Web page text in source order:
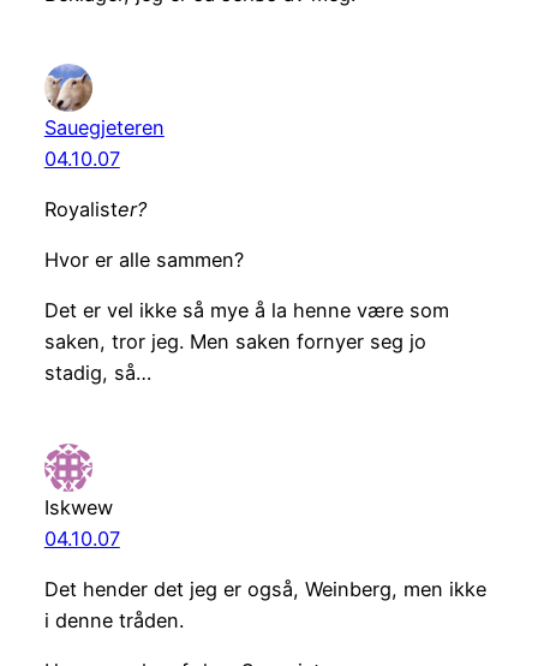
Sauegjeteren
04.10.07
Royalister?
Hvor er alle sammen?
Det er vel ikke så mye å la henne være som
saken, tror jeg. Men saken fornyer seg jo
stadig, så…
Iskwew
04.10.07
Det hender det jeg er også, Weinberg, men ikke
i denne tråden.